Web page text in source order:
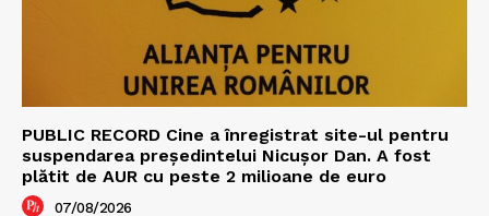
PUBLIC RECORD Cine a înregistrat site-ul pentru
suspendarea președintelui Nicușor Dan. A fost
plătit de AUR cu peste 2 milioane de euro
07/08/2026